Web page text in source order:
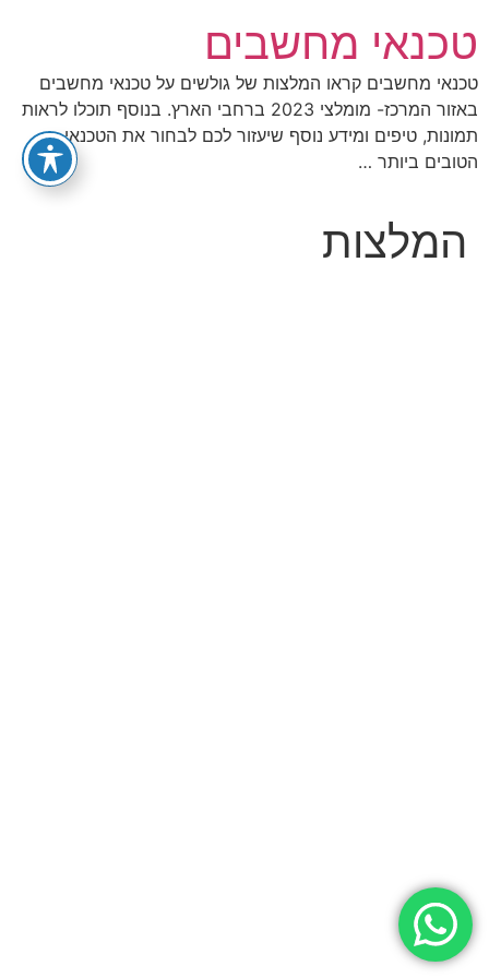
לתוכן
טכנאי מחשבים
טכנאי מחשבים קראו המלצות של גולשים על טכנאי מחשבים
באזור המרכז- מומלצי 2023 ברחבי הארץ. בנוסף תוכלו לראות
תמונות, טיפים ומידע נוסף שיעזור לכם לבחור את הטכנאי
הטובים ביותר …
המלצות